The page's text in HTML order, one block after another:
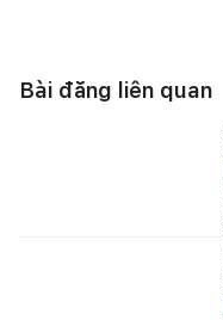
Bài đăng liên quan